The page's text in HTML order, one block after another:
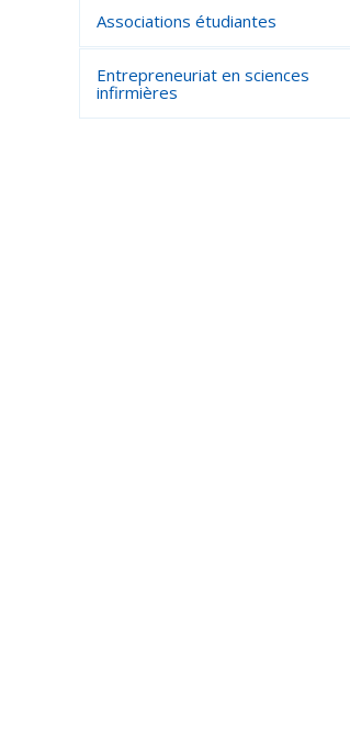
Associations étudiantes
Entrepreneuriat en sciences
infirmières